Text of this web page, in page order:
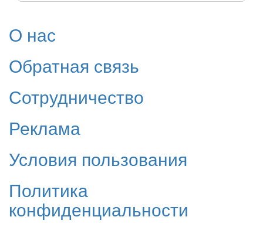
О нас
Обратная связь
Сотрудничество
Реклама
Условия пользования
Политика
конфиденциальности